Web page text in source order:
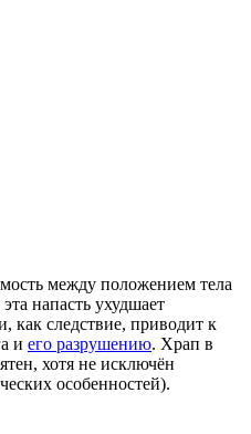
между положением тела
напасть ухудшает
как следствие, приводит к
и его разрушению. Храп в
хотя не исключён
особенностей).